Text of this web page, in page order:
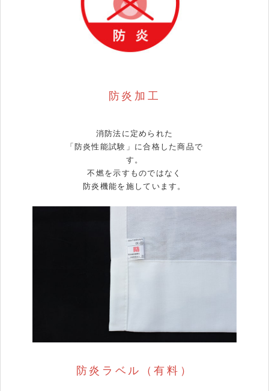
防炎加工
消防法に定められた
「防炎性能試験」に合格した商品で
す。
不燃を示すものではなく
防炎機能を施しています。
防炎ラベル（有料）